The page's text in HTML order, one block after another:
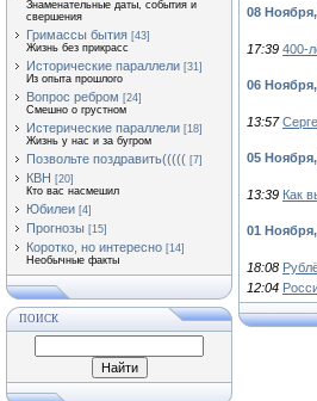
Знаменательные даты, события и
свершения
Гримассы бытия [43]
Жизнь без прикрасс
Исторические параллели [31]
Из опыта прошлого
Вопрос ребром [24]
Смешно о грустном
Истерические параллели [18]
Жизнь у нас и за бугром
Позвольте поздравить((((( [7]
КВН [20]
Кто вас насмешил
Юбилеи [4]
Прогнозы [15]
Коротко, но интересно [14]
Необычные факты
ПОИСК
08
17:39 400-
06
13:57
05
13:39 Как
01
18:08
12:04